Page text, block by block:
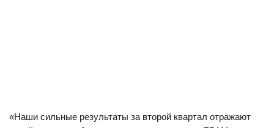
«Наши сильные результаты за второй квартал отражают